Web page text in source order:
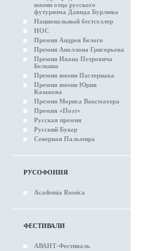
имени отца русского
футуризма Давида Бурлюка
Национальный бестселлер
НОС
Премия Андрея Белого
Премия Аполлона Григорьева
Премия Ивана Петровича
Белкина
Премия имени Пастернака
Премия имени Юрия
Казакова
Премия Мориса Ваксмахера
Премия «Поэт»
Русская премия
Русский Букер
Северная Пальмира
РУСОФОНИЯ
Academia Rossica
ФЕСТИВАЛИ
АВАНТ-Фестиваль